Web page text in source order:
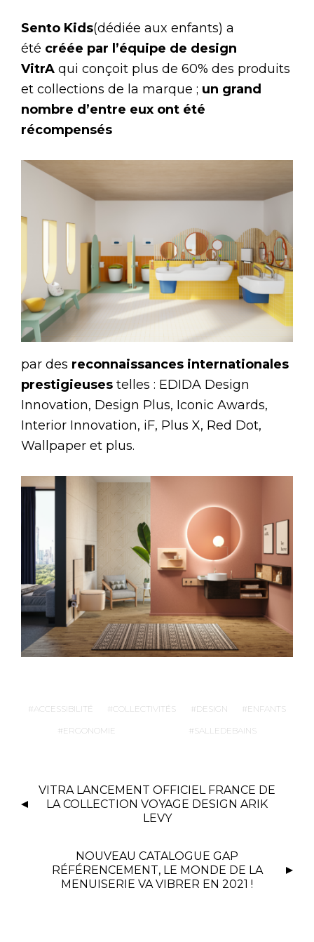
Sento Kids(dédiée aux enfants) a
été créée par l’équipe de design
VitrA qui conçoit plus de 60% des produits
et collections de la marque ; un grand
nombre d’entre eux ont été
récompensés
par des reconnaissances internationales
prestigieuses telles : EDIDA Design
Innovation, Design Plus, Iconic Awards,
Interior Innovation, iF, Plus X, Red Dot,
Wallpaper et plus.
ACCESSIBILITÉ COLLECTIVITÉS DESIGN ENFANTS
ERGONOMIE SALLEDEBAINS
VITRA LANCEMENT OFFICIEL FRANCE DE
LA COLLECTION VOYAGE DESIGN ARIK
LEVY
NOUVEAU CATALOGUE GAP
RÉFÉRENCEMENT, LE MONDE DE LA
MENUISERIE VA VIBRER EN 2021 !